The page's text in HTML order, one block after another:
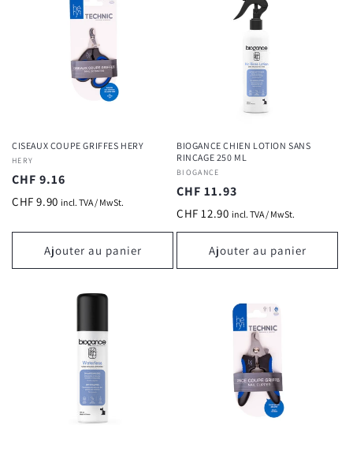
CISEAUX COUPE GRIFFES HERY
Fournisseur :
HERY
Prix
habituel
CHF 9.16
CHF 9.90 incl. TVA / MwSt.
Ajouter au panier
BIOGANCE CHIEN LOTION SANS
RINCAGE 250 ML
Fournisseur :
BIOGANCE
Prix
habituel
CHF 11.93
CHF 12.90 incl. TVA / MwSt.
Ajouter au panier